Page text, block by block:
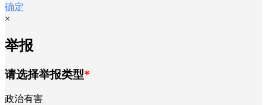
确定
×
举报
请选择举报类型*
政治有害